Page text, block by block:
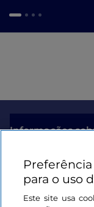
Informações
Ligações úteis
Iniciar sessão
para o uso
Este site usa